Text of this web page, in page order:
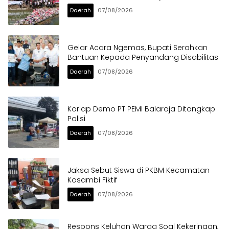
Daerah 07/08/2026
Gelar Acara Ngemas, Bupati Serahkan
Bantuan Kepada Penyandang Disabilitas
Daerah 07/08/2026
Korlap Demo PT PEMI Balaraja Ditangkap
Polisi
Daerah 07/08/2026
Jaksa Sebut Siswa di PKBM Kecamatan
Kosambi Fiktif
Daerah 07/08/2026
Respons Keluhan Warga Soal Kekeringan,